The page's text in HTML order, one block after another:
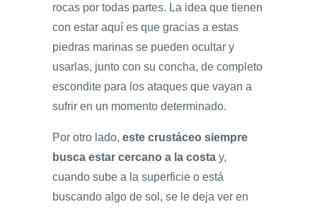
rocas por todas partes. La idea que tienen
con estar aquí es que gracias a estas
piedras marinas se pueden ocultar y
usarlas, junto con su concha, de completo
escondite para los ataques que vayan a
sufrir en un momento determinado.
Por otro lado, este crustáceo siempre
busca estar cercano a la costa y,
cuando sube a la superficie o está
buscando algo de sol, se le deja ver en